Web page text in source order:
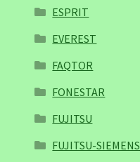
ESPRIT
EVEREST
FAQTOR
FONESTAR
FUJITSU
FUJITSU-SIEMENS